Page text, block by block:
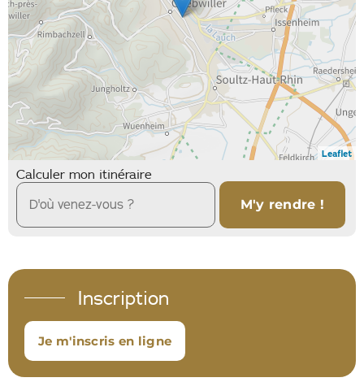
Leaflet
Calculer mon itinéraire
Inscription
Je m'inscris en ligne